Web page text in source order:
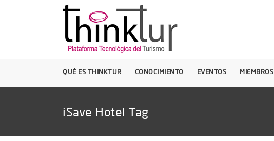
QUÉ ES THINKTUR CONOCIMIENTO EVENTOS MIEMBROS
iSave Hotel Tag